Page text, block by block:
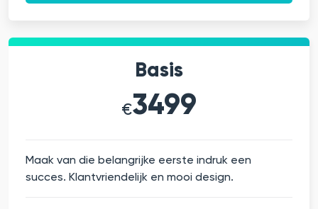
Basis
€3499
Maak van die belangrijke eerste indruk een
succes. Klantvriendelijk en mooi design.